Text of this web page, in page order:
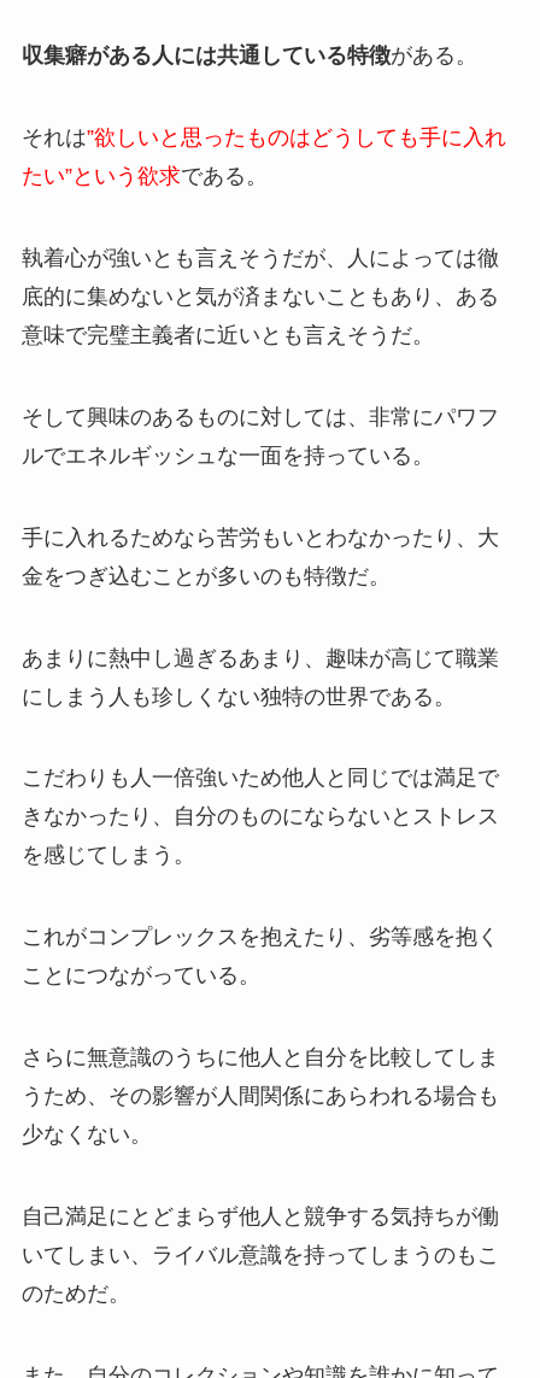
収集癖がある人には共通している特徴がある。
それは”欲しいと思ったものはどうしても手に入れ
たい”という欲求である。
執着心が強いとも言えそうだが、人によっては徹
底的に集めないと気が済まないこともあり、ある
意味で完璧主義者に近いとも言えそうだ。
そして興味のあるものに対しては、非常にパワフ
ルでエネルギッシュな一面を持っている。
手に入れるためなら苦労もいとわなかったり、大
金をつぎ込むことが多いのも特徴だ。
あまりに熱中し過ぎるあまり、趣味が高じて職業
にしまう人も珍しくない独特の世界である。
こだわりも人一倍強いため他人と同じでは満足で
きなかったり、自分のものにならないとストレス
を感じてしまう。
これがコンプレックスを抱えたり、劣等感を抱く
ことにつながっている。
さらに無意識のうちに他人と自分を比較してしま
うため、その影響が人間関係にあらわれる場合も
少なくない。
自己満足にとどまらず他人と競争する気持ちが働
いてしまい、ライバル意識を持ってしまうのもこ
のためだ。